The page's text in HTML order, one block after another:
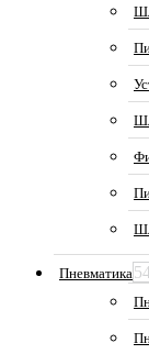
Пневматика